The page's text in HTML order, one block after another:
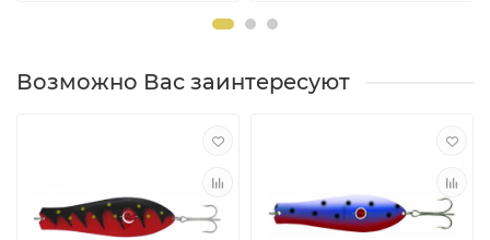
Возможно Вас заинтересуют